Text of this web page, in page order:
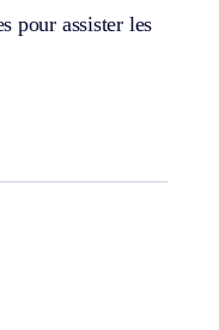
pour assister les